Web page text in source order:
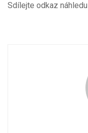
Sdílejte odkaz náhledu